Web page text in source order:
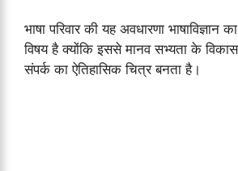
भाषा परिवार की यह अवधारणा भाषाविज्ञान
विषय है क्योंकि इससे मानव सभ्यता के
संपर्क का ऐतिहासिक चित्र बनता है।